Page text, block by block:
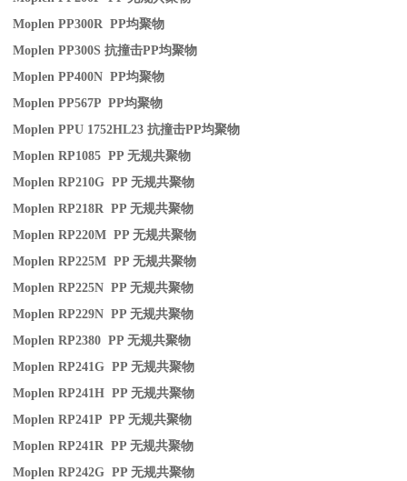
Moplen PP300R PP均聚物
Moplen PP300S抗撞击PP均聚物
Moplen PP400N PP均聚物
Moplen PP567P PP均聚物
Moplen PPU 1752HL23抗撞击PP均聚物
Moplen RP1085 PP无规共聚物
Moplen RP210G PP无规共聚物
Moplen RP218R PP无规共聚物
Moplen RP220M PP无规共聚物
Moplen RP225M PP无规共聚物
Moplen RP225N PP无规共聚物
Moplen RP229N PP无规共聚物
Moplen RP2380 PP无规共聚物
Moplen RP241G PP无规共聚物
Moplen RP241H PP无规共聚物
Moplen RP241P PP无规共聚物
Moplen RP241R PP无规共聚物
Moplen RP242G PP无规共聚物